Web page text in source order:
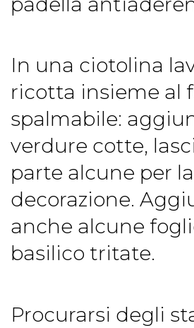
In una ciotolina
ricotta insieme al
spalmabile:
verdure cotte,
parte alcune per la
decorazione.
anche alcune
basilico tritate.
Procurarsi degli